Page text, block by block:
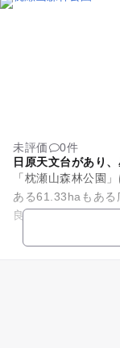
未評価
0件
日原天文台があり
「枕瀬山森林公園
ある61.33haもある
良く利用されてい